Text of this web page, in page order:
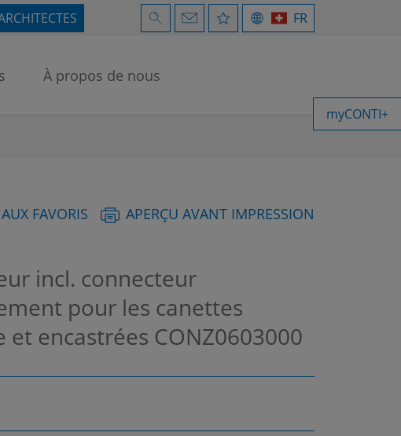
FR
À propos de nous
myCONTI+
FAVORIS APERÇU AVANT IMPRESSION
incl. connecteur
pour les canettes
et encastrées CONZ0603000